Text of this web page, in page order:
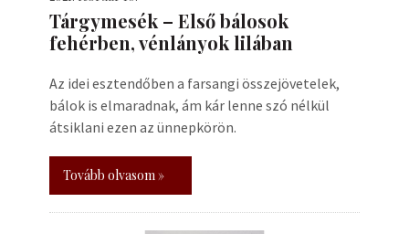
Tárgymesék – Első bálosok
fehérben, vénlányok lilában
Az idei esztendőben a farsangi összejövetelek,
bálok is elmaradnak, ám kár lenne szó nélkül
átsiklani ezen az ünnepkörön.
Tovább olvasom »